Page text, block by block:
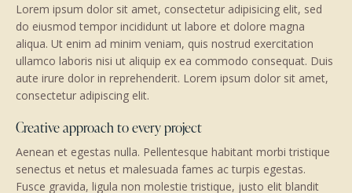
Lorem ipsum dolor sit amet, consectetur adipisicing elit, sed
do eiusmod tempor incididunt ut labore et dolore magna
aliqua. Ut enim ad minim veniam, quis nostrud exercitation
ullamco laboris nisi ut aliquip ex ea commodo consequat. Duis
aute irure dolor in reprehenderit. Lorem ipsum dolor sit amet,
consectetur adipiscing elit.
Creative approach to every project
Aenean et egestas nulla. Pellentesque habitant morbi tristique
senectus et netus et malesuada fames ac turpis egestas.
Fusce gravida, ligula non molestie tristique, justo elit blandit